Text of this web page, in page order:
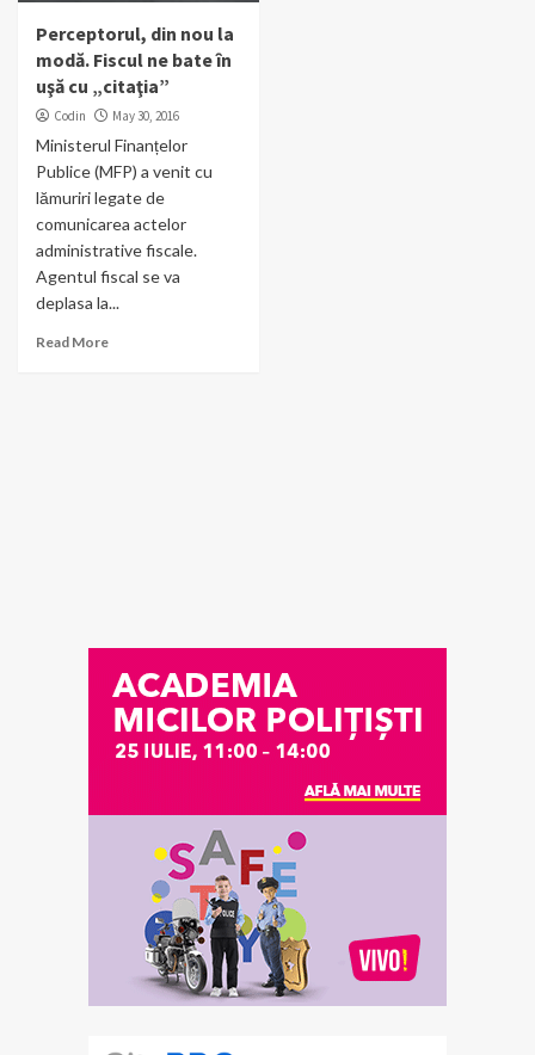
Perceptorul, din nou la
modă. Fiscul ne bate în
uşă cu „citaţia”
Codin May 30, 2016
Ministerul Finanțelor
Publice (MFP) a venit cu
lămuriri legate de
comunicarea actelor
administrative fiscale.
Agentul fiscal se va
deplasa la...
Read More